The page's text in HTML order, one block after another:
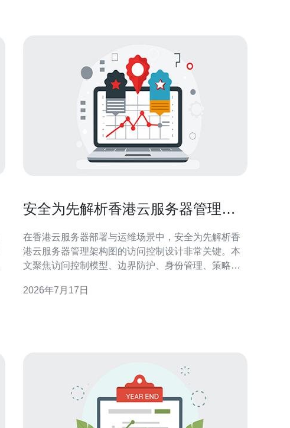
安全为先解析香港云服务器管理架
在香港云服务器部署与运维场景中，安全为先解析香
港云服务器管理架构图的访问控制设计非常关键。本
文聚焦访问控制模型、边界防护、身份管理、策略执
符合本地合规要求的权限体系，提高整体防护能力与
2026年7月17日